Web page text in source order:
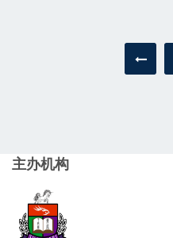
航
主办机构